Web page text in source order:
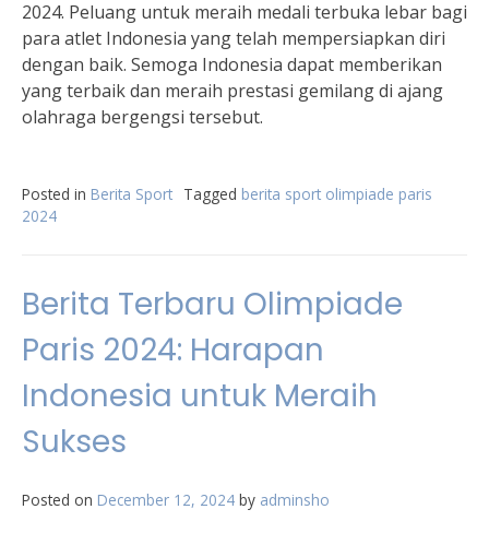
2024. Peluang untuk meraih medali terbuka lebar bagi
para atlet Indonesia yang telah mempersiapkan diri
dengan baik. Semoga Indonesia dapat memberikan
yang terbaik dan meraih prestasi gemilang di ajang
olahraga bergengsi tersebut.
Posted in Berita Sport Tagged berita sport olimpiade paris
2024
Berita Terbaru Olimpiade
Paris 2024: Harapan
Indonesia untuk Meraih
Sukses
Posted on December 12, 2024 by adminsho